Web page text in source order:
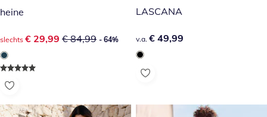
heine
kortingsprijs: € 29,99, vorige prijs: € 84,99
slechts € 29,99 € 84,99 - 64%
LASCANA
€ 49,99
v.a. € 49,99